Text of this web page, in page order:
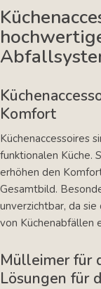
Komfort
Küchenaccessoires
funktionalen Küche.
erhöhen den
Gesamtbild.
unverzichtbar, da
von Küchenabfällen
Mülleimer für
Lösungen für